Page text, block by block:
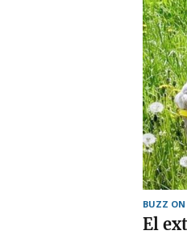
BUZZ ON
El